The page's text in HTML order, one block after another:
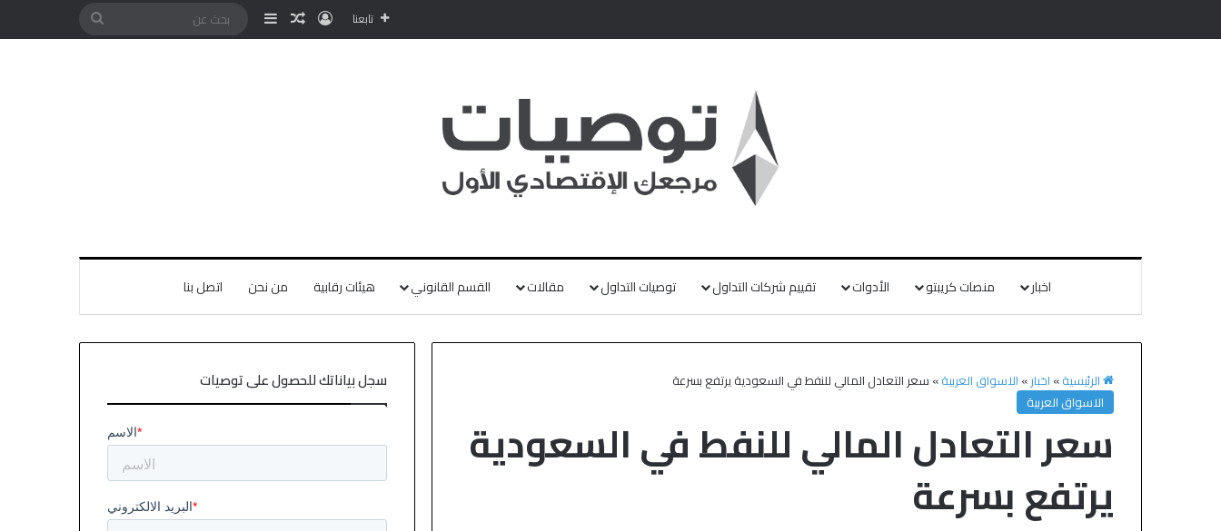
تابعنا
اخبار منصات كريبتو الأدوات تقييم شركات التداول توصيات التداول مقالات القسم القانوني هيئات رقابية من نحن اتصل بنا
الرئيسية» اخبار» الاسواق العربية» سعر التعادل المالي للنفط في السعودية يرتفع بسرعة
الاسواق العربية
سعر التعادل المالي للنفط في السعودية
يرتفع بسرعة
سجل بياناتك للحصول على توصيات